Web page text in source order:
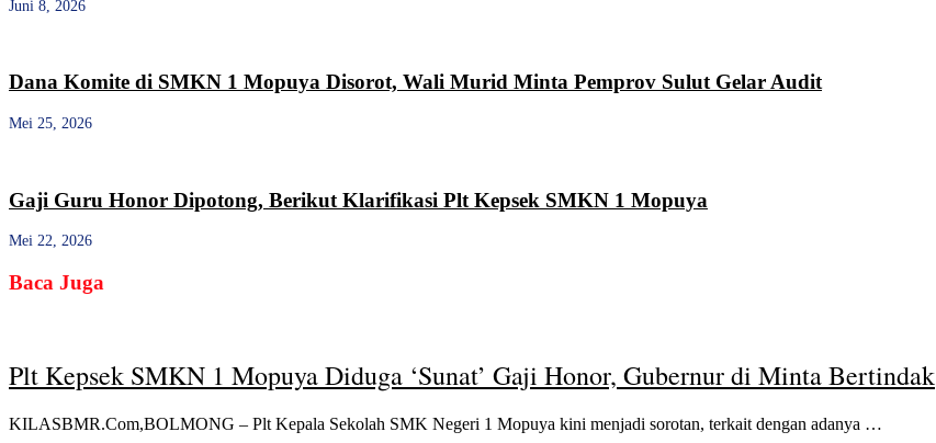
Juni 8, 2026
Dana Komite di SMKN 1 Mopuya Disorot, Wali Murid Minta Pemprov Sulut Gelar Audit
Mei 25, 2026
Gaji Guru Honor Dipotong, Berikut Klarifikasi Plt Kepsek SMKN 1 Mopuya
Mei 22, 2026
Baca Juga
Plt Kepsek SMKN 1 Mopuya Diduga ‘Sunat’ Gaji Honor, Gubernur di Minta Bertindak
KILASBMR.Com,BOLMONG – Plt Kepala Sekolah SMK Negeri 1 Mopuya kini menjadi sorotan, terkait dengan adanya …